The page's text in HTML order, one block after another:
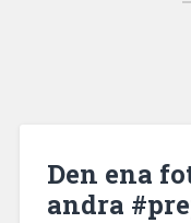
Den ena
andra